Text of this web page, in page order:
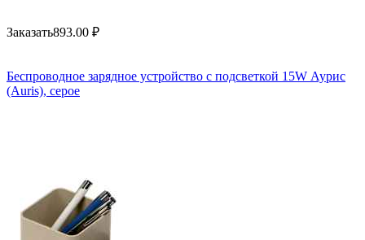
Заказать893.00 ₽
Беспроводное зарядное устройство с подсветкой 15W Аурис
(Auris), серое